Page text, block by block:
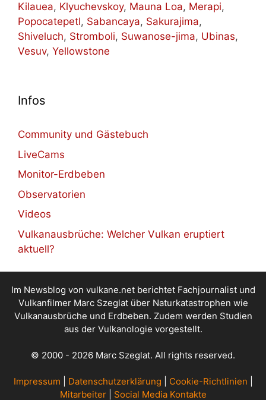
Kilauea, Klyuchevskoy, Mauna Loa, Merapi,
Popocatepetl, Sabancaya, Sakurajima,
Shiveluch, Stromboli, Suwanose-jima, Ubinas,
Vesuv, Yellowstone
Infos
Community und Gästebuch
LiveCams
Monitor-Erdbeben
Observatorien
Videos
Vulkanausbrüche: Welcher Vulkan eruptiert
aktuell?
Im Newsblog von vulkane.net berichtet Fachjournalist und
Vulkanfilmer Marc Szeglat über Naturkatastrophen wie
Vulkanausbrüche und Erdbeben. Zudem werden Studien
aus der Vulkanologie vorgestellt.
© 2000 - 2026 Marc Szeglat. All rights reserved.
Impressum Datenschutzerklärung Cookie-Richtlinien
Mitarbeiter| Social Media Kontakte